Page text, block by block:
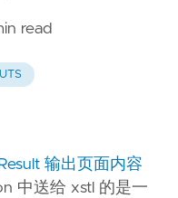
read
输出页面内容
中送给 xstl 的是一